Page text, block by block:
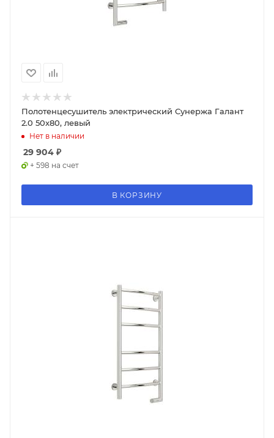
Полотенцесушитель электрический Сунержа Галант
2.0 50x80, левый
Нет в наличии
29 904 ₽
+ 598 на счет
В КОРЗИНУ